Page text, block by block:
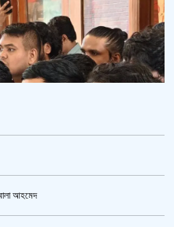
সরানো হয়েছে?’
আহমেদ